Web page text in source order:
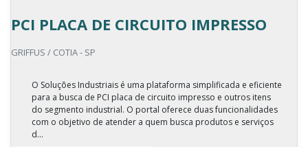
PCI PLACA DE CIRCUITO IMPRESSO
GRIFFUS / COTIA - SP
O Soluções Industriais é uma plataforma simplificada e eficiente
para a busca de PCI placa de circuito impresso e outros itens
do segmento industrial. O portal oferece duas funcionalidades
com o objetivo de atender a quem busca produtos e serviços
d...